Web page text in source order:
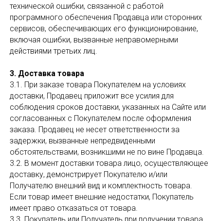
технической ошибки, связанной с работой
программного обеспечения Продавца или сторонних
сервисов, обеспечивающих его функционирование,
включая ошибки, вызванные неправомерными
действиями третьих лиц.
3. Доставка товара
3.1. При заказе товара Покупателем на условиях
доставки, Продавец приложит все усилия для
соблюдения сроков доставки, указанных на Сайте или
согласованных с Покупателем после оформления
заказа. Продавец не несет ответственности за
задержки, вызванные непредвиденными
обстоятельствами, возникшими не по вине Продавца.
3.2. В момент доставки товара лицо, осуществляющее
доставку, демонстрирует Покупателю и/или
Получателю внешний вид и комплектность товара.
Если товар имеет внешние недостатки, Покупатель
имеет право отказаться от товара.